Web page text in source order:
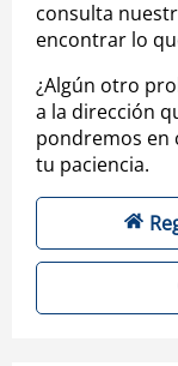
consulta
encontrar lo
¿Algún otro
a la dirección
pondremos en
tu paciencia.